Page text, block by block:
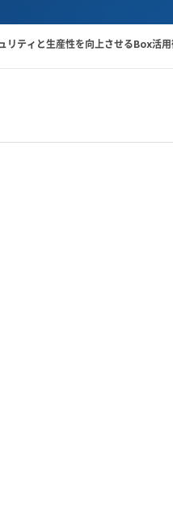
ランサムウェア対
リティと生産性を向上させるBox活